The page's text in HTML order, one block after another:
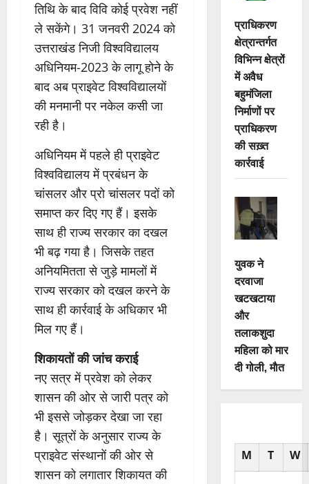
तिथि के बाद विवि कोई प्रवेश नहीं
ले सकेंगे। 31 जनवरी 2024 को
उत्तराखंड निजी विश्वविद्यालय
अधिनियम-2023 के लागू होने के
बाद अब प्राइवेट विश्वविद्यालयों
की मनमानी पर नकेल कसी जा
रही है।
अधिनियम में पहले ही प्राइवेट
विश्वविद्यालय में प्रबंधन के
चांसलर और प्रो चांसलर पदों को
समाप्त कर दिए गए हैं। इसके
साथ ही राज्य सरकार का दखल
भी बढ़ गया है। जिसके तहत
अनियमितता से जुड़े मामलों में
राज्य सरकार को दखल करने के
साथ ही कार्रवाई के अधिकार भी
मिल गए हैं।
शिकायतों की जांच कराई
नए सत्र में प्रवेश को लेकर
शासन की ओर से जारी पत्र को
भी इससे जोड़कर देखा जा रहा
है। सूत्रों के अनुसार राज्य के
प्राइवेट संस्थानों की ओर से
शासन को लगातार शिकायत की
प्राधिकरण
क्षेत्रान्तर्गत
विभिन्न क्षेत्रों
में अवैध
बहुमंजिला
निर्माणों पर
प्राधिकरण
की सख़्त
कार्रवाई
युवक ने
दरवाजा
खटखटाया
और
तलाकशुदा
महिला को मार
दी गोली, माैत
M T W